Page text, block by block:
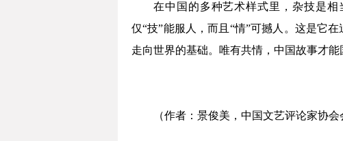
在中国的多种艺术样式里，杂技是
仅“技”能服人，而且“情”可撼人。这是它
走向世界的基础。唯有共情，中国故事才
（作者：景俊美，中国文艺评论家协